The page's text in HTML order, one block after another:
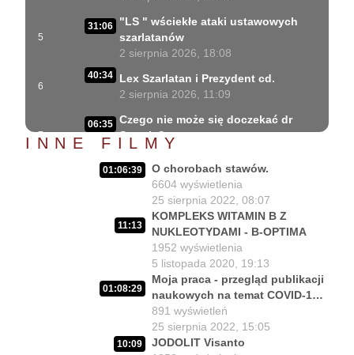
5
31:06
"LS " wściekłe ataki ustawowych
szarlatanów
2 sierpnia 2026, 18:08
6
40:34
Lex Szarlatan i Prezydent cd.
2 sierpnia 2026, 11:09
7
06:35 Czego nie może się doczekać dr
Suwała?
1 sierpnia 2026, 16:01
17:10 Szczepionkowa bańka w końcu
1 sierpnia 2026, 10:02
NIESPODZIANKA u Prezydenta
Nawrockiego!!
30 lipca 2026, 15:45
02:12:04 Czy Prezydent uratuje chorych
Polaków?
29 lipca 2026, 11:00
02:03:47 Czy da się lepiej leczyć ?
INNE FILMY
01:06:39
O chorobach stawów.
6604 wyświetlenia
25 sierpnia 2022, 08:07
11:13
KOMPLEKS WITAMIN B Z
NUKLEOTYDAMI - B-OPTIMA
1952 wyświetlenia
5 listopada 2020, 19:13
01:08:29
Moja praca - przegląd publikacji
naukowych na temat COVID-19 i
melatoniny.
891 wyświetleń
25 sierpnia 2022, 15:05
10:09
JODOLIT Visanto